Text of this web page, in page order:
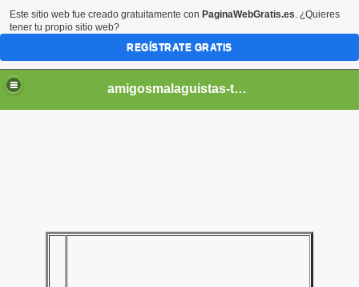
amigosmalaguistas-temporadas
Este sitio web fue creado gratuitamente con PaginaWebGratis.es. ¿Quieres
tener tu propio sitio web?
REGÍSTRATE GRATIS